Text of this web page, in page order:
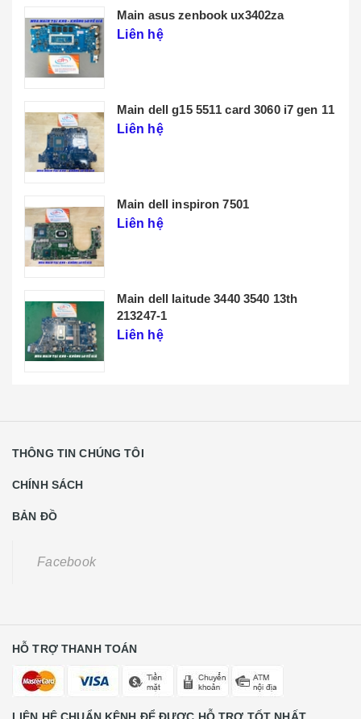
Main lenovo t14 gen 3
Liên hệ
Facebook
HỖ TRỢ THANH TOÁN
0931668789
0988584591